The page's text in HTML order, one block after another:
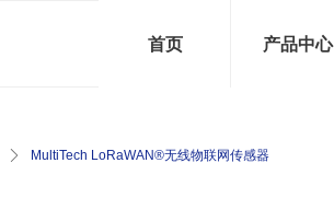
首页 产品中心
ꄲ MultiTech LoRaWAN®无线物联网传感器